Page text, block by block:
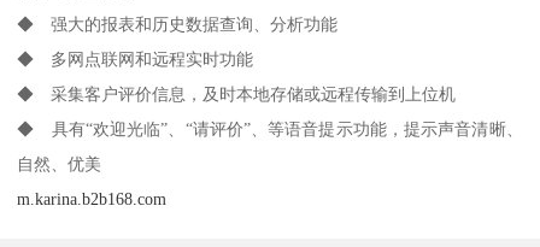
◆ 强大的报表和历史数据查询、分析功能
◆ 多网点联网和远程实时功能
◆ 采集客户评价信息，及时本地存储或远程传输到上位机
◆ 具有“欢迎光临”、“请评价”、等语音提示功能，提示声音清晰、
自然、优美
m.karina.b2b168.com